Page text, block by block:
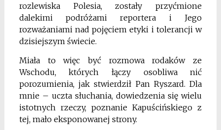
rozlewiska Polesia, zostały przyćmione
dalekimi podróżami reportera i Jego
rozważaniami nad pojęciem etyki i tolerancji w
dzisiejszym świecie.
Miała to więc być rozmowa rodaków ze
Wschodu, których łączy osobliwa nić
porozumienia, jak stwierdził Pan Ryszard. Dla
mnie – uczta słuchania, dowiedzenia się wielu
istotnych rzeczy, poznanie Kapuścińskiego z
tej, mało eksponowanej strony.